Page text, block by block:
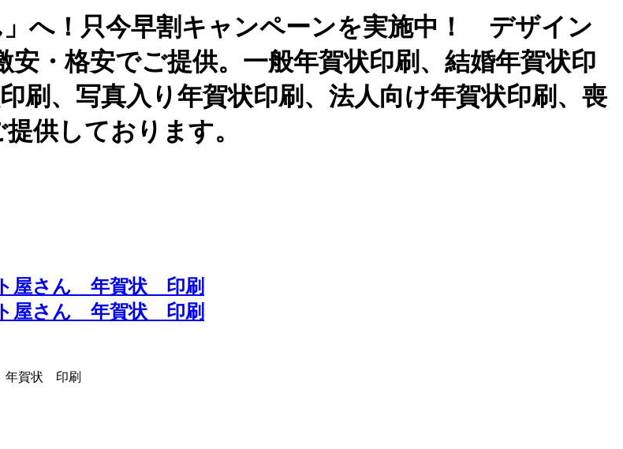
へ！只今早割キャンペーンを実施中！ デザイン
・格安でご提供。一般年賀状印刷、結婚年賀状印
刷、写真入り年賀状印刷、法人向け年賀状印刷、喪
供しております。